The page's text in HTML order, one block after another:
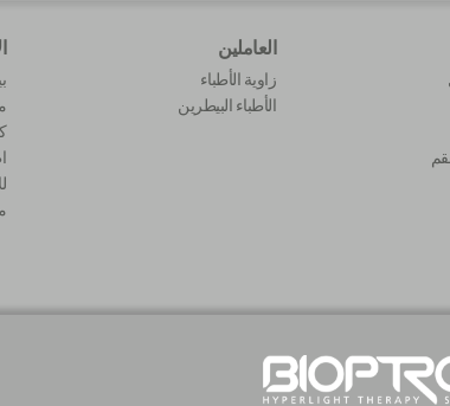
العاملين
زاوية الأطباء
الأطباء البيطرين